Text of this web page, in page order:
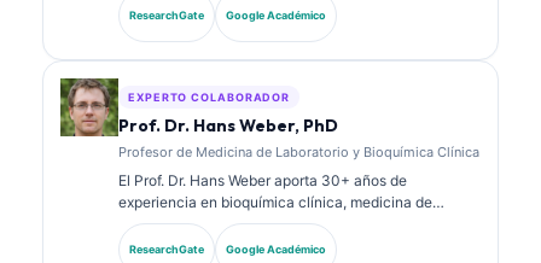
diagnósticos. Tiene certificaciones de especialidad
en química clínica y ha publicado extensamente
ResearchGate Google Académico
EXPERTO COLABORADOR
Prof. Dr. Hans Weber, PhD
Profesor de Medicina de Laboratorio y Bioquímica Clínica
El Prof. Dr. Hans Weber aporta 30+ años de
experiencia en bioquímica clínica, medicina de
laboratorio e investigación de biomarcadores. Ex
presidente de la Sociedad Alemana de Química
ResearchGate Google Académico